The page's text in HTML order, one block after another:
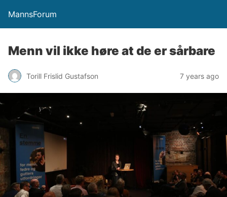
MannsForum
Menn vil ikke høre at de er sårbare
Torill Frislid Gustafson 7 years ago